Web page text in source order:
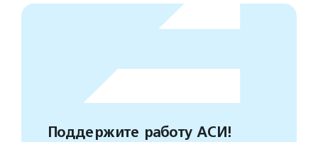
Поддержите работу АСИ!